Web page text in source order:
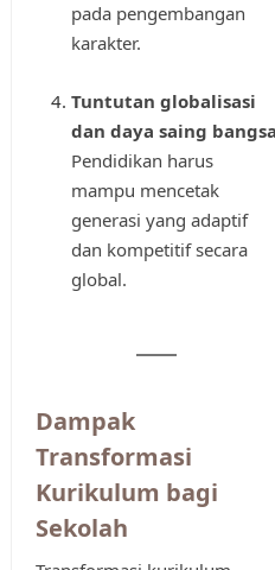
pada pengembangan
karakter.
Tuntutan globalisasi
dan daya saing bangsa
Pendidikan harus
mampu mencetak
generasi yang adaptif
dan kompetitif secara
global.
Dampak
Transformasi
Kurikulum bagi
Sekolah